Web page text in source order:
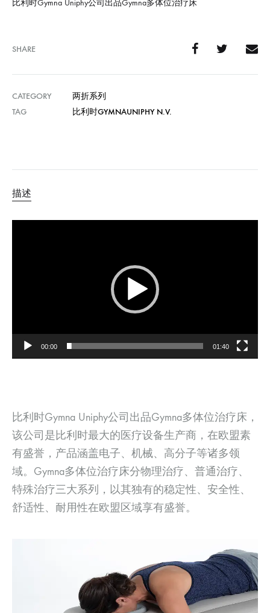
比利时Gymna Uniphy公司出品Gymna多体位治疗床
SHARE
CATEGORY
两折系列
TAG
比利时GYMNAUNIPHY N.V.
描述
00:00 01:40
比利时Gymna Uniphy公司出品Gymna多体位治疗床，
该公司是比利时最大的医疗设备生产商，在欧盟素
有盛誉，产品涵盖电子、机械、高分子等诸多领
域。Gymna多体位治疗床分物理治疗、普通治疗、
特殊治疗三大系列，以其独有的稳定性、安全性、
舒适性、耐用性在欧盟区域享有盛誉。